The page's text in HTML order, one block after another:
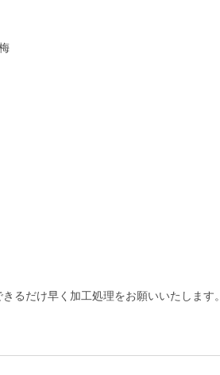
るだけ早く加工処理をお願いいたします。